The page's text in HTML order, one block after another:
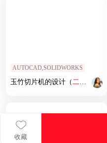
收藏
AUTOCAD,SOLIDWORKS
玉竹切片机的设计（ 二维 三维